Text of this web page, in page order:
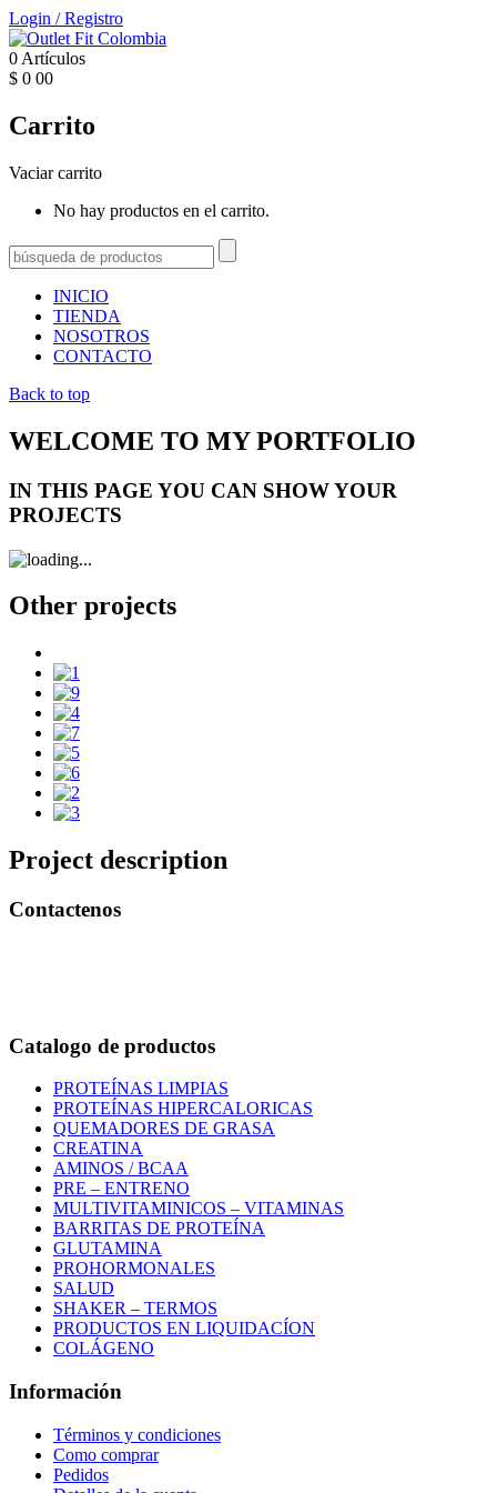
Login /Registro
0 Artículos
$ 0 00
Carrito
Vaciar carrito
No hay productos en el carrito.
INICIO
TIENDA
NOSOTROS
CONTACTO
Back to top
WELCOME TO MY PORTFOLIO
IN THIS PAGE YOU CAN SHOW YOUR
PROJECTS
Other projects
Project description
Contactenos
Catalogo de productos
PROTEÍNAS LIMPIAS
PROTEÍNAS HIPERCALORICAS
QUEMADORES DE GRASA
CREATINA
AMINOS / BCAA
PRE – ENTRENO
MULTIVITAMINICOS – VITAMINAS
BARRITAS DE PROTEÍNA
GLUTAMINA
PROHORMONALES
SALUD
SHAKER – TERMOS
PRODUCTOS EN LIQUIDACÍON
COLÁGENO
Información
Términos y condiciones
Como comprar
Pedidos